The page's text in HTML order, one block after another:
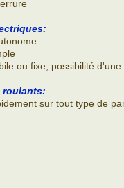
ou fixe; possibilité
roulants:
sur tout type de